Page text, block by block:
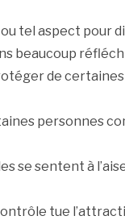
tel aspect pour
beaucoup
de
personnes
se sentent à
tue